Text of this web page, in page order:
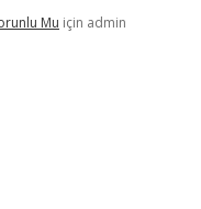
Mu için admin